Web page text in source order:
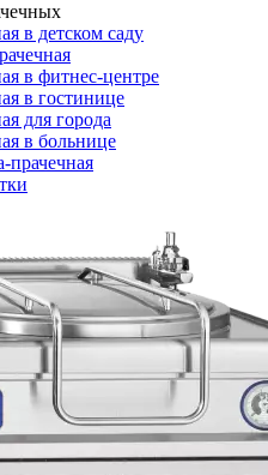
в детском саду
в фитнес-центре
в гостинице
для города
в больнице
прачечная